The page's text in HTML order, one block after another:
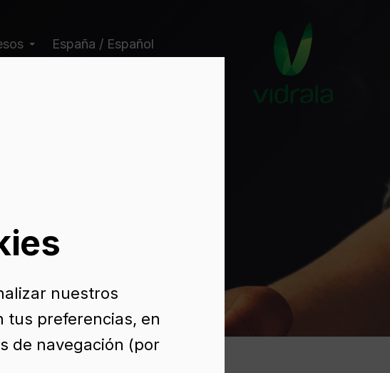
España / Español
nuestros
tus preferencias, en
de navegación (por